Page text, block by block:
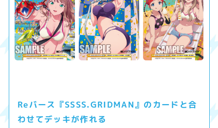
Reバース『SSSS.GRIDMAN』のカードと合
わせてデッキが作れる